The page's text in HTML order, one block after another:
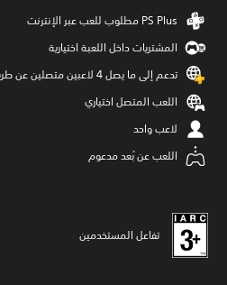
المشتريات داخل اللعبة اختيارية
تدعم إلى ما يصل 4 لاعبين متصلين عن طريق PS Plus‏
اللعب المتصل اختياري
لاعب واحد
اللعب عن بُعد مدعوم
تفاعل المستخدمين